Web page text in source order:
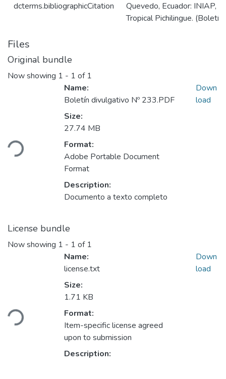
dcterms.bibliographicCitation
Quevedo, Ecuador: INIAP,
Tropical Pichilingue.
Files
Original bundle
Now showing 1 - 1 of 1
Name:
Boletín divulgativo Nº 233.PDF
Size:
27.74 MB
Format:
Adobe Portable Document
Format
Description:
Documento a texto completo
Down
load
License bundle
Now showing 1 - 1 of 1
Name:
license.txt
Size:
1.71 KB
Format:
Item-specific license agreed
upon to submission
Description:
Down
load